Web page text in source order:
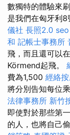
數獨特的體驗來
是我們在匈牙利8
儀社 長照2.0
和 記帳士事務所
飛，而且還可以
Körmend起飛。
費為1,500 經絡
將分別告知每位
法律事務所 新竹
即使對於那些第
的人，也將自己